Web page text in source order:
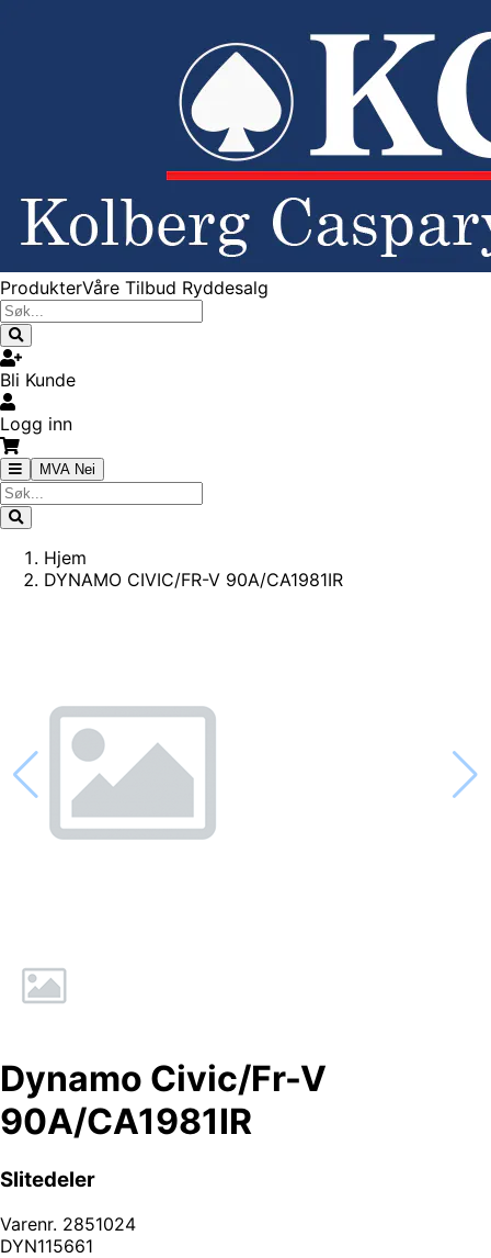
ProdukterVåre Tilbud Ryddesalg
Bli Kunde
Logg inn
MVA Nei
Hjem
DYNAMO CIVIC/FR-V 90A/CA1981IR
Dynamo Civic/Fr-V
90A/CA1981IR
Slitedeler
Varenr. 2851024
DYN115661